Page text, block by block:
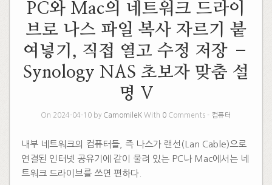
PC와 Mac의 네트워크 드라이
브로 나스 파일 복사 자르기 붙
여넣기, 직접 열고 수정 저장 –
Synology NAS 초보자 맞춤 설
명 V
On 2024-04-10 by CamomileK With 0 Comments - 컴퓨터
내부 네트워크의 컴퓨터들, 즉 나스가 랜선(Lan Cable)으로
연결된 인터넷 공유기에 같이 물려 있는 PC나 Mac에서는 네
트워크 드라이브를 쓰면 편하다.